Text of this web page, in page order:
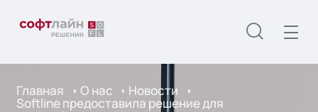
Главная О нас Новости
Softline предоставила решение для